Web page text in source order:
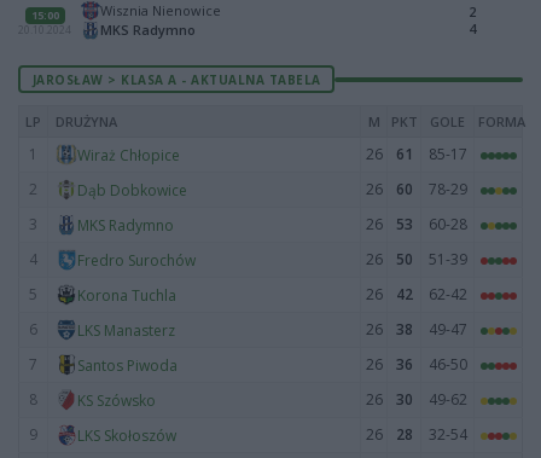
15:00
20.10.2024
Wisznia Nienowice
MKS Radymno
2
4
JAROSŁAW > KLASA A - AKTUALNA TABELA
LP DRUŻYNA M PKT GOLE FORMA
1 Wiraż Chłopice 26 61
85-17
2
Dąb Dobkowice 26 60
78-29
3
MKS Radymno 26 53
60-28
4
Fredro Surochów 26 50
51-39
5
Korona Tuchla 26 42
62-42
6
LKS Manasterz 26 38
49-47
7
Santos Piwoda 26 36
46-50
8
KS Szówsko 26 30
49-62
9
LKS Skołoszów 26 28
32-54